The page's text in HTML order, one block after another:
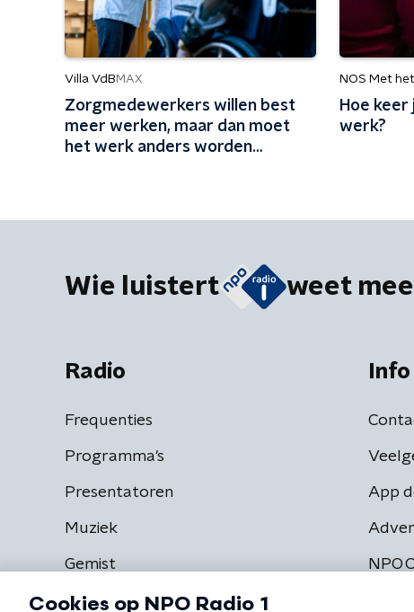
Villa VdB MAX
Zorgmedewerkers willen best
meer werken, maar dan moet
het werk anders worden
NOS Met
Hoe
werk?
Wie luistert weet
Radio
Frequenties
Programma's
Presentatoren
Muziek
Gemist
Info
App
NPO